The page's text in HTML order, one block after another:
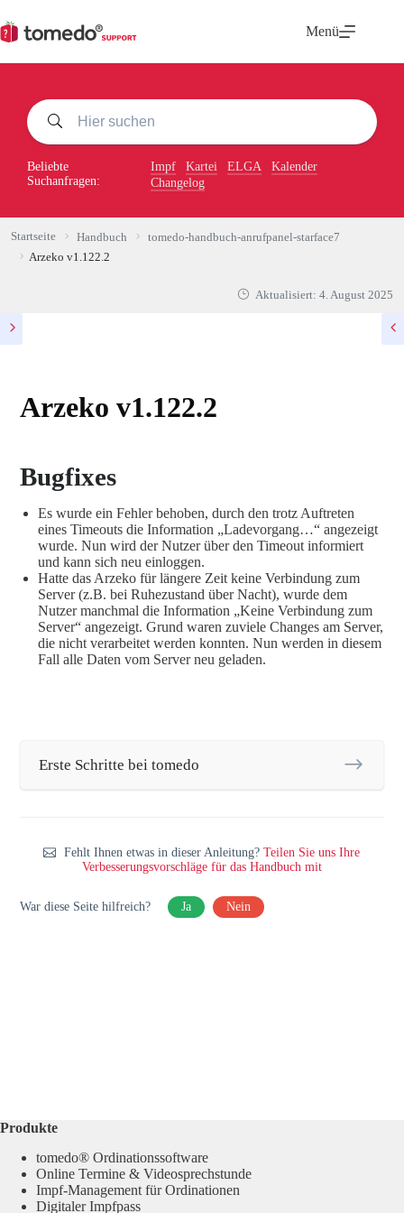
Inhalt
springen
Menü
Beliebte
Suchanfragen:
Impf Kartei ELGA
Kalender
Changelog
Startseite Handbuch
tomedo-handbuch-anrufpanel-starface7
Arzeko v1.122.2
Aktualisiert: 4. August 2025
Arzeko v1.122.2
Bugfixes
Es wurde ein Fehler behoben, durch den trotz Auftreten
eines Timeouts die Information „Ladevorgang…“ angezeigt
wurde. Nun wird der Nutzer über den Timeout informiert
und kann sich neu einloggen.
Hatte das Arzeko für längere Zeit keine Verbindung zum
Server (z.B. bei Ruhezustand über Nacht), wurde dem
Nutzer manchmal die Information „Keine Verbindung zum
Server“ angezeigt. Grund waren zuviele Changes am Server,
die nicht verarbeitet werden konnten. Nun werden in diesem
Fall alle Daten vom Server neu geladen.
Erste Schritte bei tomedo
Fehlt Ihnen etwas in dieser Anleitung?Teilen Sie uns Ihre
Verbesserungsvorschläge für das Handbuch mit
War diese Seite hilfreich? Ja Nein
Produkte
tomedo® Ordinationssoftware
Online Termine & Videosprechstunde
Impf-Management für Ordinationen
Digitaler Impfpass